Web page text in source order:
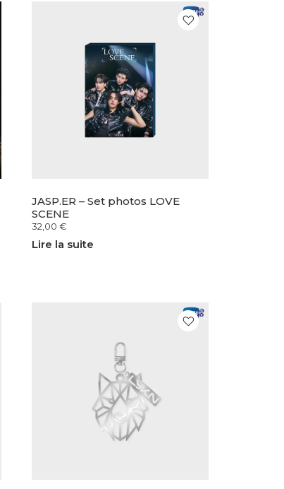
JASP.ER – Set photos LOVE
SCENE
32,00€
Lire la suite